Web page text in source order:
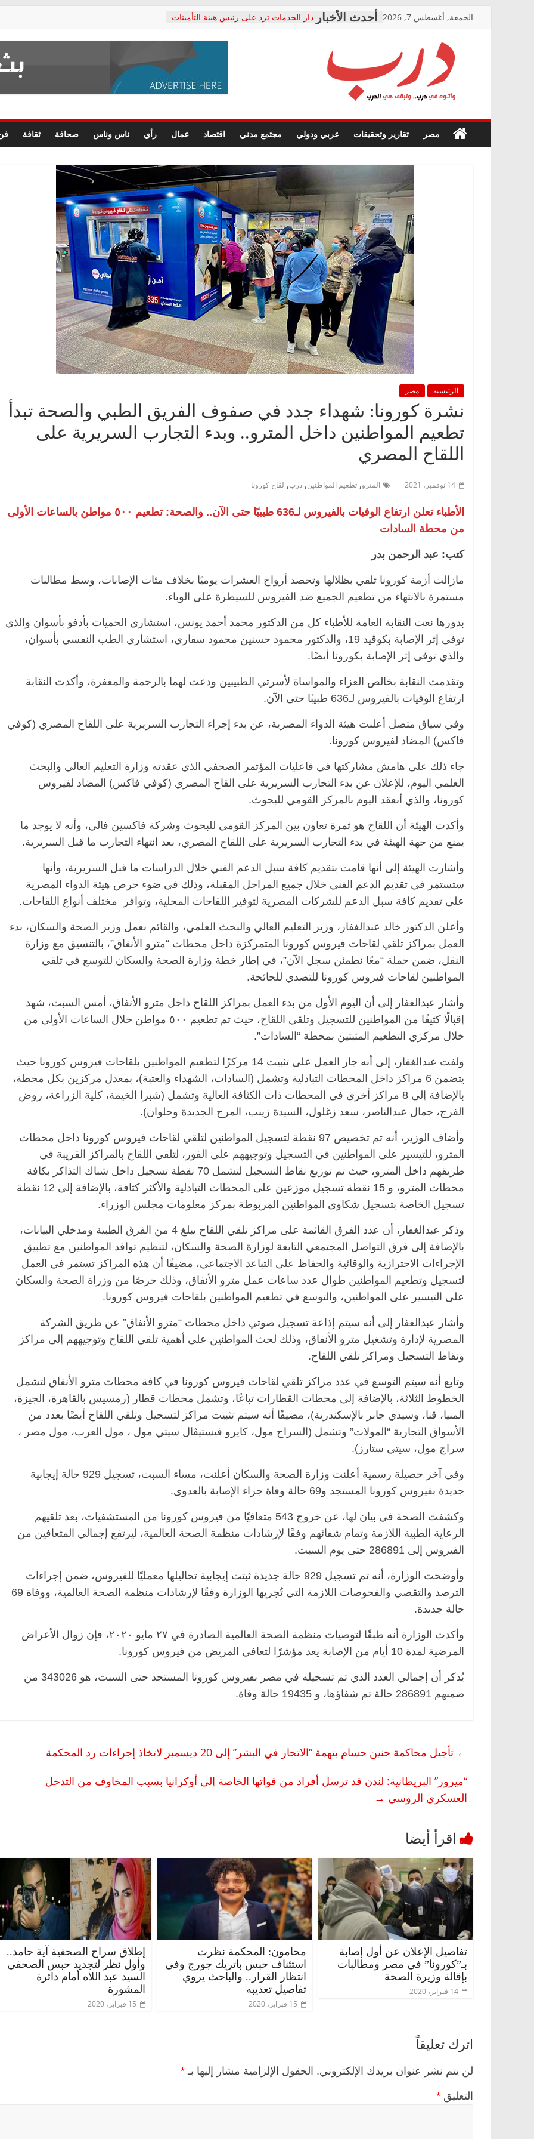
الجمعة, أغسطس 7, 2026
دار الخدمات ترد على رئيس هيئة التأمينات
معاناة أصحاب المعاشات.. ونطالب بكشف
فرحات سليمان يكتب: القطاع الصحي إلى
حزب التحالف الشعبي يطلق لجنة “الحق
صور .. اعتماد الرسومات النهائية للقرار
الوزاري لمدينة الصحفيين.. وانتهاء أعمال
إنشاء المبنى الإداري
متابعة قضية الدكتور محمد زهران.. ويؤكد:
قرينة البراءة وضمانات المحاكمة العادلة
حق أصيل
درب
في
درب..
مصر تقارير وتحقيقات عربي ودولي مجتمع مدني اقتصاد عمال رأي ناس وناس صحافة ثقافة
الرئيسية مصر
نشرة كورونا: شهداء جدد في صفوف الفريق الطبي والصحة تبدأ
تطعيم المواطنين داخل المترو.. وبدء التجارب السريرية على
اللقاح المصري
14 نوفمبر، 2021 المترو, تطعيم المواطنين, درب, لقاح كورونا
الأطباء تعلن ارتفاع الوفيات بالفيروس لـ636 طبيبًا حتى الآن.. والصحة: تطعيم ٥٠٠ مواطن بالساعات الأولى
من محطة السادات
كتب: عبد الرحمن بدر
مازالت أزمة كورونا تلقي بظلالها وتحصد أرواح العشرات يوميًا بخلاف مئات الإصابات، وسط مطالبات
مستمرة بالانتهاء من تطعيم الجميع ضد الفيروس للسيطرة على الوباء.
بدورها نعت النقابة العامة للأطباء كل من الدكتور محمد أحمد يونس، استشاري الحميات بأدفو بأسوان والذي
توفى إثر الإصابة بكوڤيد 19، والدكتور محمود حسنين محمود سقاري، استشاري الطب النفسي بأسوان،
والذي توفى إثر الإصابة بكورونا أيضًا.
وتقدمت النقابة بخالص العزاء والمواساة لأسرتي الطبيبين ودعت لهما بالرحمة والمغفرة، وأكدت النقابة
ارتفاع الوفيات بالفيروس لـ636 طبيبًا حتى الآن.
وفي سياق متصل أعلنت هيئة الدواء المصرية، عن بدء إجراء التجارب السريرية على اللقاح المصري (كوفي
فاكس) المضاد لفيروس كورونا.
جاء ذلك على هامش مشاركتها في فاعليات المؤتمر الصحفي الذي عقدته وزارة التعليم العالي والبحث
العلمي اليوم، للإعلان عن بدء التجارب السريرية على القاح المصري (كوفي فاكس) المضاد لفيروس
كورونا، والذي أنعقد اليوم بالمركز القومي للبحوث.
وأكدت الهيئة أن اللقاح هو ثمرة تعاون بين المركز القومي للبحوث وشركة فاكسين فالي، وأنه لا يوجد ما
يمنع من جهة الهيئة في بدء التجارب السريرية على اللقاح المصري، بعد انتهاء التجارب ما قبل السريرية.
وأشارت الهيئة إلى أنها قامت بتقديم كافة سبل الدعم الفني خلال الدراسات ما قبل السريرية، وأنها
ستستمر في تقديم الدعم الفني خلال جميع المراحل المقبلة، وذلك في ضوء حرص هيئة الدواء المصرية
على تقديم كافة سبل الدعم للشركات المصرية لتوفير اللقاحات المحلية، وتوافر مختلف أنواع اللقاحات.
وأعلن الدكتور خالد عبدالغفار، وزير التعليم العالي والبحث العلمي، والقائم بعمل وزير الصحة والسكان، بدء
العمل بمراكز تلقي لقاحات فيروس كورونا المتمركزة داخل محطات “مترو الأنفاق”، بالتنسيق مع وزارة
النقل، ضمن حملة “معًا نطمئن سجل الآن”، في إطار خطة وزارة الصحة والسكان للتوسع في تلقي
المواطنين لقاحات فيروس كورونا للتصدي للجائحة.
وأشار عبدالغفار إلى أن اليوم الأول من بدء العمل بمراكز اللقاح داخل مترو الأنفاق، أمس السبت، شهد
إقبالًا كثيفًا من المواطنين للتسجيل وتلقي اللقاح، حيث تم تطعيم ٥٠٠ مواطن خلال الساعات الأولى من
خلال مركزي التطعيم المثبتين بمحطة “السادات”.
ولفت عبدالغفار، إلى أنه جار العمل على تثبيت 14 مركزًا لتطعيم المواطنين بلقاحات فيروس كورونا حيث
يتضمن 6 مراكز داخل المحطات التبادلية وتشمل (السادات، الشهداء والعتبة)، بمعدل مركزين بكل محطة،
بالإضافة إلى 8 مراكز أخرى في المحطات ذات الكثافة العالية وتشمل (شبرا الخيمة، كلية الزراعة، روض
الفرج، جمال عبدالناصر، سعد زغلول، السيدة زينب، المرج الجديدة وحلوان).
وأضاف الوزير، أنه تم تخصيص 97 نقطة لتسجيل المواطنين لتلقي لقاحات فيروس كورونا داخل محطات
المترو، للتيسير على المواطنين في التسجيل وتوجيههم على الفور، لتلقي اللقاح بالمراكز القريبة في
طريقهم داخل المترو، حيث تم توزيع نقاط التسجيل لتشمل 70 نقطة تسجيل داخل شباك التذاكر بكافة
محطات المترو، و 15 نقطة تسجيل موزعين على المحطات التبادلية والأكثر كثافة، بالإضافة إلى 12 نقطة
تسجيل الخاصة بتسجيل شكاوى المواطنين المربوطة بمركز معلومات مجلس الوزراء.
وذكر عبدالغفار، أن عدد الفرق القائمة على مراكز تلقي اللقاح يبلغ 4 من الفرق الطبية ومدخلي البيانات،
بالإضافة إلى فرق التواصل المجتمعي التابعة لوزارة الصحة والسكان، لتنظيم توافد المواطنين مع تطبيق
الإجراءات الاحترازية والوقائية والحفاظ على التباعد الاجتماعي، مضيفًا أن هذه المراكز تستمر في العمل
لتسجيل وتطعيم المواطنين طوال عدد ساعات عمل مترو الأنفاق، وذلك حرصًا من وزراة الصحة والسكان
على التيسير على المواطنين، والتوسع في تطعيم المواطنين بلقاحات فيروس كورونا.
وأشار عبدالغفار إلى أنه سيتم إذاعة تسجيل صوتي داخل محطات “مترو الأنفاق” عن طريق الشركة
المصرية لإدارة وتشغيل مترو الأنفاق، وذلك لحث المواطنين على أهمية تلقي اللقاح وتوجيههم إلى مراكز
ونقاط التسجيل ومراكز تلقي اللقاح.
وتابع أنه سيتم التوسع في عدد مراكز تلقي لقاحات فيروس كورونا في كافة محطات مترو الأنفاق لتشمل
الخطوط الثلاثة، بالإضافة إلى محطات القطارات تباعًا، وتشمل محطات قطار (رمسيس بالقاهرة، الجيزة،
المنيا، قنا، وسيدي جابر بالإسكندرية)، مضيفًا أنه سيتم تثبيت مراكز لتسجيل وتلقي اللقاح أيضًا بعدد من
الأسواق التجارية “المولات” وتشمل (السراج مول، كايرو فيستيڤال سيتي مول ، مول العرب، مول مصر ،
سراج مول، سيتي ستارز).
وفي آخر حصيلة رسمية أعلنت وزارة الصحة والسكان أعلنت، مساء السبت، تسجيل 929 حالة إيجابية
جديدة بفيروس كورونا المستجد و69 حالة وفاة جراء الإصابة بالعدوى.
وكشفت الصحة في بيان لها، عن خروج 543 متعافيًا من فيروس كورونا من المستشفيات، بعد تلقيهم
الرعاية الطبية اللازمة وتمام شفائهم وفقًا لإرشادات منظمة الصحة العالمية، ليرتفع إجمالي المتعافين من
الفيروس إلى 286891 حتى يوم السبت.
وأوضحت الوزارة، أنه تم تسجيل 929 حالة جديدة ثبتت إيجابية تحاليلها معمليًا للفيروس، ضمن إجراءات
الترصد والتقصي والفحوصات اللازمة التي تُجريها الوزارة وفقًا لإرشادات منظمة الصحة العالمية، ووفاة 69
حالة جديدة.
وأكدت الوزارة أنه طبقًا لتوصيات منظمة الصحة العالمية الصادرة في ٢٧ مايو ٢٠٢٠، فإن زوال الأعراض
المرضية لمدة 10 أيام من الإصابة يعد مؤشرًا لتعافي المريض من فيروس كورونا.
يُذكر أن إجمالي العدد الذي تم تسجيله في مصر بفيروس كورونا المستجد حتى السبت، هو 343026 من
ضمنهم 286891 حالة تم شفاؤها، و 19435 حالة وفاة.
← تأجيل محاكمة حنين حسام بتهمة “الاتجار في البشر” إلى 20 ديسمبر لاتخاذ إجراءات رد المحكمة
“ميرور” البريطانية: لندن قد ترسل أفراد من قواتها الخاصة إلى أوكرانيا بسبب المخاوف من التدخل
العسكري الروسي →
تفاصيل الإعلان عن أول إصابة
بـ”كورونا” في مصر ومطالبات
بإقالة وزيرة الصحة
14 فبراير، 2020
محامون: المحكمة نظرت
استئناف حبس باتريك جورج وفي
انتظار القرار.. والباحث يروي
تفاصيل تعذيبه
15 فبراير، 2020
إطلاق سراح الصحفية آية حامد..
وأول نظر لتجديد حبس الصحفي
السيد عبد اللاه أمام دائرة
المشورة
15 فبراير، 2020
اترك تعليقاً
لن يتم نشر عنوان بريدك الإلكتروني. الحقول الإلزامية مشار إليها بـ *
التعليق *
الرئيسية مصر ناس وناس
مقعد شاغر على مائدة الإفطار.. يحيى
الخصخصة الذي دافع عن المال العام
(بروفايل)
21 فبراير، 2026
الرئيسية مصر ناس وناس
في ذكرى رحيله.. د. نور فرحات فقيه
قانوني دافع عن قضايا الوطن وانحاز
للحرية (بروفايل)
26 يناير، 2026
ناس وناس
د. عبدالخالق فاروق.. خبير اقتصادي
يحتفل بذكرى ميلاده وحيداً على أبواب